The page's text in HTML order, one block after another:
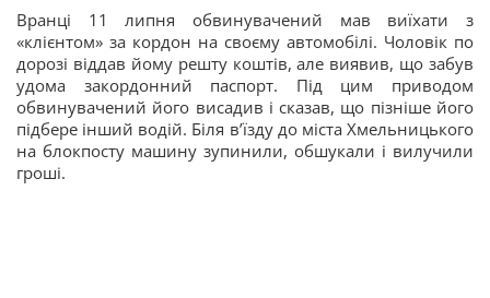
Вранці 11 липня обвинувачений мав виїхати з
«клієнтом» за кордон на своєму автомобілі. Чоловік по
дорозі віддав йому решту коштів, але виявив, що забув
удома закордонний паспорт. Під цим приводом
обвинувачений його висадив і сказав, що пізніше його
підбере інший водій. Біля вʼїзду до міста Хмельницького
на блокпосту машину зупинили, обшукали і вилучили
гроші.